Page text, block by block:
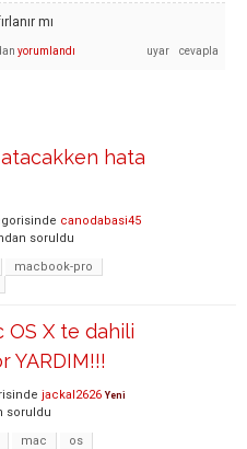
mı
yorumlandı
hata
canodabasi45
soruldu
macbook-pro
OS X te dahili
YARDIM!!!
jackal2626 Yeni
soruldu
mac os